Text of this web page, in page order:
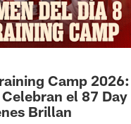
Camp 2026:
el 87 Day
Brillan